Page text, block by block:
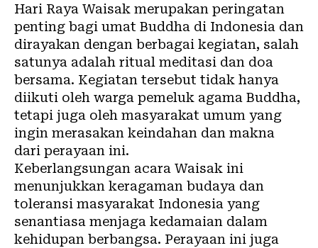
Hari Raya Waisak merupakan peringatan
penting bagi umat Buddha di Indonesia dan
dirayakan dengan berbagai kegiatan, salah
satunya adalah ritual meditasi dan doa
bersama. Kegiatan tersebut tidak hanya
diikuti oleh warga pemeluk agama Buddha,
tetapi juga oleh masyarakat umum yang
ingin merasakan keindahan dan makna
dari perayaan ini.
Keberlangsungan acara Waisak ini
menunjukkan keragaman budaya dan
toleransi masyarakat Indonesia yang
senantiasa menjaga kedamaian dalam
kehidupan berbangsa. Perayaan ini juga